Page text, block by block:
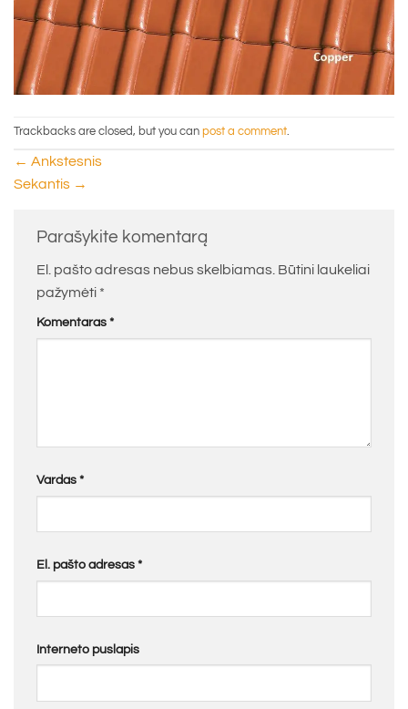
Trackbacks are closed, but you can post a comment.
← Ankstesnis
Sekantis →
Parašykite komentarą
El. pašto adresas nebus skelbiamas. Būtini laukeliai
pažymėti *
Komentaras *
Vardas *
El. pašto adresas *
Interneto puslapis